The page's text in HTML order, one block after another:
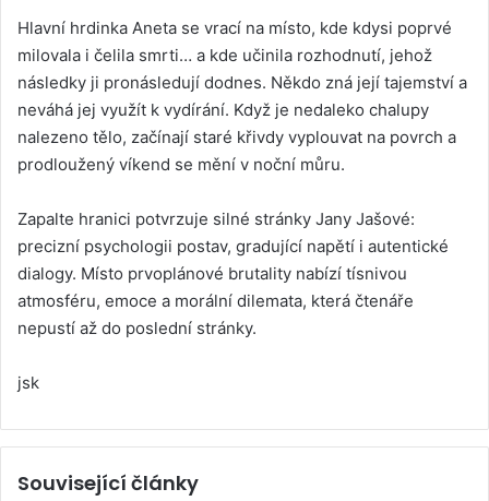
Hlavní hrdinka Aneta se vrací na místo, kde kdysi poprvé
milovala i čelila smrti… a kde učinila rozhodnutí, jehož
následky ji pronásledují dodnes. Někdo zná její tajemství a
neváhá jej využít k vydírání. Když je nedaleko chalupy
nalezeno tělo, začínají staré křivdy vyplouvat na povrch a
prodloužený víkend se mění v noční můru.
Zapalte hranici potvrzuje silné stránky Jany Jašové:
precizní psychologii postav, gradující napětí i autentické
dialogy. Místo prvoplánové brutality nabízí tísnivou
atmosféru, emoce a morální dilemata, která čtenáře
nepustí až do poslední stránky.
jsk
Související články